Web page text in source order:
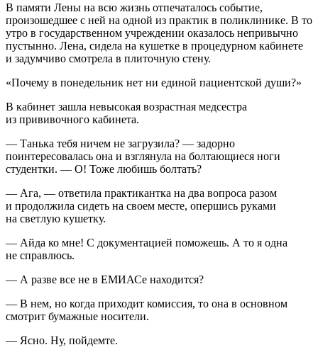
В памяти Лены на всю жизнь отпечаталось событие,
произошедшее с ней на одной из практик в поликлинике. В то
утро в государственном учреждении оказалось непривычно
пустынно. Лена, сидела на кушетке в процедурном кабинете
и задумчиво смотрела в плиточную стену.
«Почему в понедельник нет ни единой пациентской души?»
В кабинет зашла невысокая возрастная медсестра
из прививочного кабинета.
— Танька тебя ничем не загрузила? — задорно
поинтересовалась она и взглянула на болтающиеся ноги
студентки. — О! Тоже любишь болтать?
— Ага, — ответила практикантка на два вопроса разом
и продолжила сидеть на своем месте, опершись руками
на светлую кушетку.
— Айда ко мне! С документацией поможешь. А то я одна
не справлюсь.
— А разве все не в ЕМИАСе находится?
— В нем, но когда приходит комиссия, то она в основном
смотрит бумажные носители.
— Ясно. Ну, пойдемте.